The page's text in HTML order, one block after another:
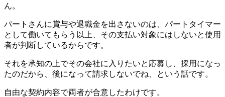
ん。
パートさんに賞与や退職金を出さないのは、パートタイマー
として働いてもらう以上、その支払い対象にはしないと使用
者が判断しているからです。
それを承知の上でその会社に入りたいと応募し、採用になっ
たのだから、後になって請求しないでね、という話です。
自由な契約内容で両者が合意したわけです。